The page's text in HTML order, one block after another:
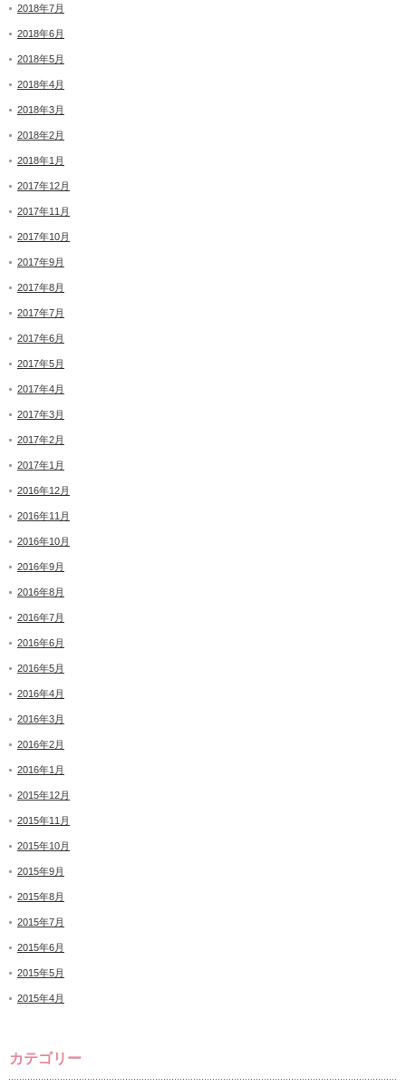
2018年7月
2018年6月
2018年5月
2018年4月
2018年3月
2018年2月
2018年1月
2017年12月
2017年11月
2017年10月
2017年9月
2017年8月
2017年7月
2017年6月
2017年5月
2017年4月
2017年3月
2017年2月
2017年1月
2016年12月
2016年11月
2016年10月
2016年9月
2016年8月
2016年7月
2016年6月
2016年5月
2016年4月
2016年3月
2016年2月
2016年1月
2015年12月
2015年11月
2015年10月
2015年9月
2015年8月
2015年7月
2015年6月
2015年5月
2015年4月
カテゴリー